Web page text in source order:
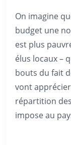
On imagine
budget une
est plus
élus locaux –
bouts du fait
vont
répartition
impose au